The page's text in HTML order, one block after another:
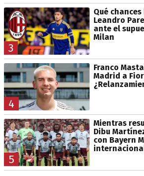
3
Qué
Leandro
ante el
Milan
4
Franco
Madrid a
5
Mientras
Dibu
con Bayern